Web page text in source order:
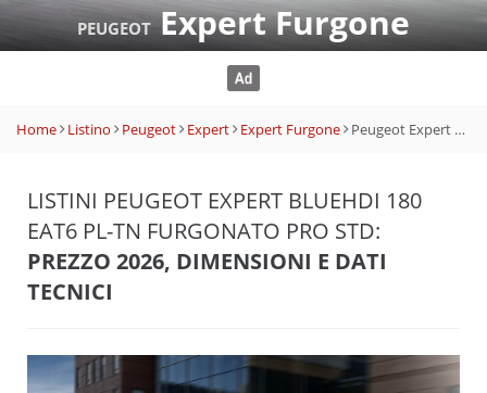
PEUGEOTExpert Furgone
Home Listino Peugeot Expert Expert Furgone Peugeot Expert BlueHDi 180 EAT6 PL-TN Furgonato Pro Std
LISTINI PEUGEOT EXPERT BLUEHDI 180
EAT6 PL-TN FURGONATO PRO STD:
PREZZO 2026, DIMENSIONI E DATI
TECNICI